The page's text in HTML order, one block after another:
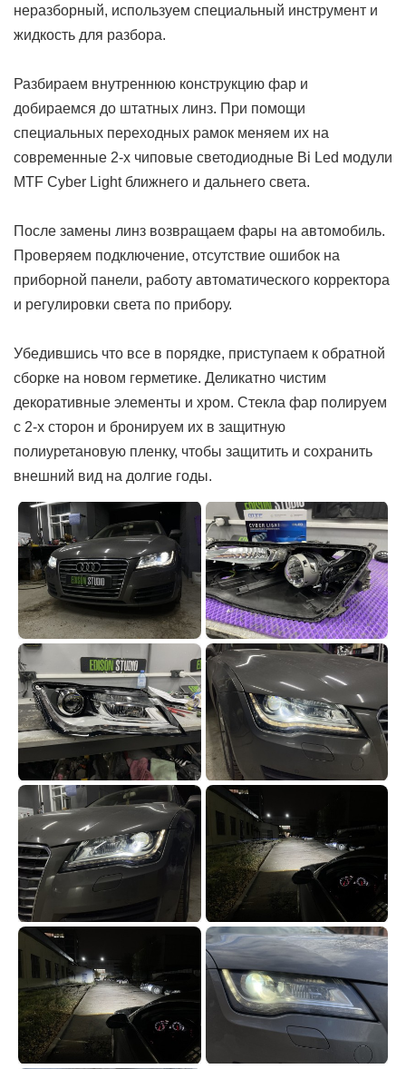
неразборный, используем специальный инструмент и
жидкость для разбора.
Разбираем внутреннюю конструкцию фар и
добираемся до штатных линз. При помощи
специальных переходных рамок меняем их на
современные 2-х чиповые светодиодные Bi Led модули
MTF Cyber Light ближнего и дальнего света.
После замены линз возвращаем фары на автомобиль.
Проверяем подключение, отсутствие ошибок на
приборной панели, работу автоматического корректора
и регулировки света по прибору.
Убедившись что все в порядке, приступаем к обратной
сборке на новом герметике. Деликатно чистим
декоративные элементы и хром. Стекла фар полируем
с 2-х сторон и бронируем их в защитную
полиуретановую пленку, чтобы защитить и сохранить
внешний вид на долгие годы.